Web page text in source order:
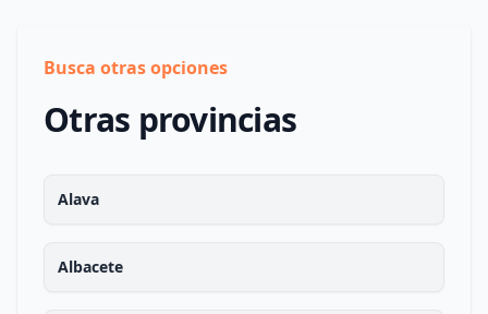
Busca otras opciones
Otras provincias
Alava
Albacete